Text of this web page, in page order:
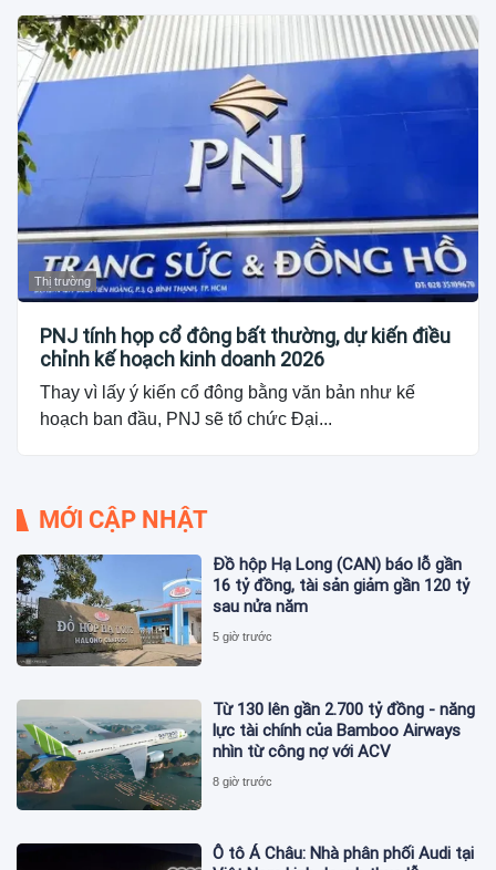
Thị trường
PNJ tính họp cổ đông bất thường, dự kiến điều
chỉnh kế hoạch kinh doanh 2026
Thay vì lấy ý kiến cổ đông bằng văn bản như kế
hoạch ban đầu, PNJ sẽ tổ chức Đại...
MỚI CẬP NHẬT
Đồ hộp Hạ Long (CAN) báo lỗ gần
16 tỷ đồng, tài sản giảm gần 120 tỷ
sau nửa năm
5 giờ trước
Từ 130 lên gần 2.700 tỷ đồng - năng
lực tài chính của Bamboo Airways
nhìn từ công nợ với ACV
8 giờ trước
Ô tô Á Châu: Nhà phân phối Audi tại